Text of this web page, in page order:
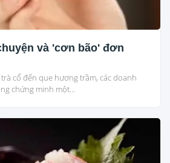
và 'cơn bão' đơn
trà cổ đến que hương trầm, các doanh
chứng minh một...